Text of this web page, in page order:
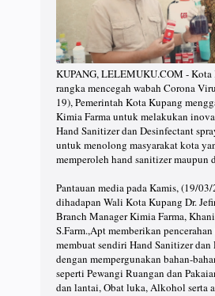
KUPANG, LELEMUKU.COM - Kota
rangka mencegah wabah Corona
19), Pemerintah Kota Kupang
Kimia Farma untuk melakukan
Hand Sanitizer dan Desinfectant
untuk menolong masyarakat kota
memperoleh hand sanitizer maupun
Pantauan media pada Kamis, (19/
dihadapan Wali Kota Kupang Dr.
Branch Manager Kimia Farma,
S.Farm.,Apt memberikan
membuat sendiri Hand Sanitizer dan
dengan mempergunakan bahan-
seperti Pewangi Ruangan dan
dan lantai, Obat luka, Alkohol serta